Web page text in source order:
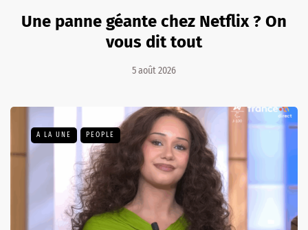
Une panne géante chez Netflix ? On
vous dit tout
5 août 2026
A LA UNE PEOPLE